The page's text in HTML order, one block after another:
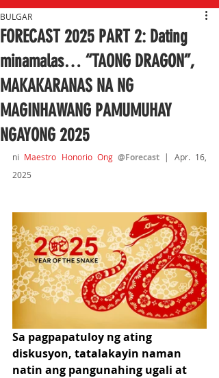
FORECAST 2025 PART 2: Dating
minamalas… “TAONG DRAGON”,
MAKAKARANAS NA NG
MAGINHAWANG PAMUMUHAY
NGAYONG 2025
BULGAR
ni Maestro Honorio Ong @Forecast
| Apr. 16,
2025
Sa pagpapatuloy ng ating
diskusyon, tatalakayin naman
natin ang pangunahing ugali at